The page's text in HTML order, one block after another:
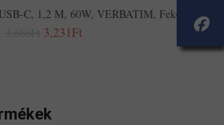
C, 1,2 M, 60W, VERBATIM, Fekete
3,231Ft